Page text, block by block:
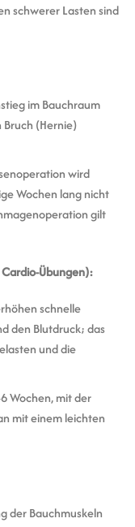
schwerer Lasten sind
im Bauchraum
(Hernie)
wird
Wochen lang nicht
gilt
Übungen):
schnelle
den Blutdruck; das
und die
Wochen, mit der
mit einem leichten
der Bauchmuskeln